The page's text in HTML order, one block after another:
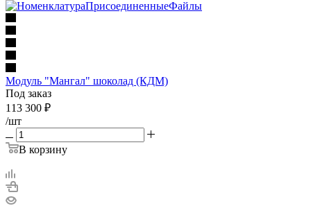
Модуль "Мангал" шоколад (КДМ)
Под заказ
113 300 ₽
/шт
В корзину